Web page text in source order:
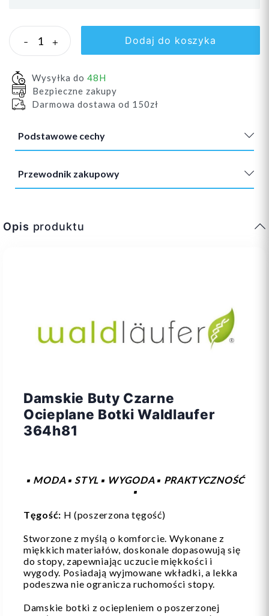
- + Dodaj do koszyka
Wysyłka do 48H
Bezpieczne zakupy
Darmowa dostawa od 150zł
Podstawowe cechy
Przewodnik zakupowy
Opis produktu
Damskie Buty Czarne
Ocieplane Botki Waldlaufer
364h81
▪️ MODA ▪️ STYL ▪️ WYGODA ▪️ PRAKTYCZNOŚĆ
▪️
Tęgość: H (poszerzona tęgość)
Stworzone z myślą o komforcie. Wykonane z
miękkich materiałów, doskonale dopasowują się
do stopy, zapewniając uczucie miękkości i
wygody. Posiadają wyjmowane wkładki, a lekka
podeszwa nie ogranicza ruchomości stopy.
Damskie botki z ociepleniem o poszerzonej